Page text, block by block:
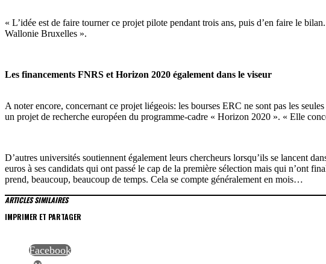
« L’idée est de faire tourner ce projet pilote pendant trois ans, puis d’en faire le
Wallonie Bruxelles ».
Les financements FNRS et Horizon 2020 également dans le viseur
A noter encore, concernant ce projet liégeois: les bourses ERC ne sont pas les
un projet de recherche européen du programme-cadre « Horizon 2020 ». « Elle
D’autres universités soutiennent également leurs chercheurs lorsqu’ils se lancent
euros à ses candidats qui ont passé le cap de la première sélection mais qui n’ont
prend, beaucoup, beaucoup de temps. Cela se compte généralement en mois…
ARTICLES SIMILAIRES
IMPRIMER ET PARTAGER
Facebook